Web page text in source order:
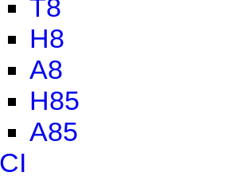
T8
H8
A8
H85
A85